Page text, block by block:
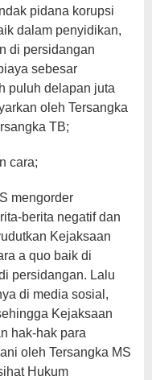
pidana korupsi
dalam penyidikan,
di persidangan
sebesar
puluh delapan juta
oleh Tersangka
TB;
cara;
mengorder
berita negatif dan
Kejaksaan
a quo baik di
persidangan. Lalu
di media sosial,
Kejaksaan
hak-hak para
oleh Tersangka MS
Hukum